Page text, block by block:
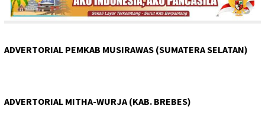
ADVERTORIAL PEMKAB MUSIRAWAS (SUMATERA SELATAN)
ADVERTORIAL MITHA-WURJA (KAB. BREBES)